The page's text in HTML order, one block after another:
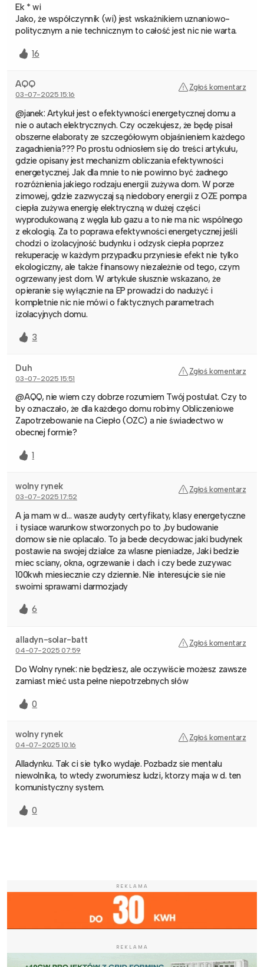
Ek * wi
Jako, że współczynnik (wi) jest wskaźnikiem uznaniowo-
politycznym a nie technicznym to całość jest nic nie warta.
16
AQQ
03-07-2025 15:16
Zgłoś komentarz
@janek: Artykuł jest o efektywności energetycznej domu a
nie o autach elektrycznych. Czy oczekujesz, że będę pisał
obszerne elaboraty ze szczegółowym objaśnieniem każdego
zagadnienia??? Po prostu odniosłem się do treści artykułu,
gdzie opisany jest mechanizm obliczania efektywności
energetycznej. Jak dla mnie to nie powinno być żadnego
rozróżnienia jakiego rodzaju energii zużywa dom. W porze
zimowej, gdzie zazwyczaj są niedobory energii z OZE pompa
ciepła zużywa energię elektryczną w dużej części
wyprodukowaną z węgla lub gazu a to nie ma nic wspólnego
z ekologią. Za to poprawa efektywności energetycznej jeśli
chodzi o izolacyjność budynku i odzysk ciepła poprzez
rekuperację w każdym przypadku przyniesie efekt nie tylko
ekologiczny, ale także finansowy niezależnie od tego, czym
ogrzewany jest dom. W artykule słusznie wskazano, że
opieranie się wyłącznie na EP prowadzi do nadużyć i
kompletnie nic nie mówi o faktycznych parametrach
izolacyjnych domu.
3
Duh
03-07-2025 15:51
Zgłoś komentarz
@AQQ, nie wiem czy dobrze rozumiem Twój postulat. Czy to
by oznaczało, że dla każdego domu robimy Obliczeniowe
Zapotrzebowanie na Ciepło (OZC) a nie świadectwo w
obecnej formie?
1
wolny rynek
03-07-2025 17:52
Zgłoś komentarz
A ja mam w d… wasze audyty certyfikaty, klasy energetyczne
i tysiace warunkow stworzonych po to ,by budowanie
domow sie nie oplacalo. To ja bede decydowac jaki budynek
postawie na swojej dzialce za wlasne pieniadze, Jaki bedzie
miec sciany, okna, ogrzewanie i dach i czy bede zuzywac
100kwh miesiecznie czy dziennie. Nie interesujcie sie nie
swoimi sprawami darmozjady
6
alladyn-solar-batt
04-07-2025 07:59
Zgłoś komentarz
Do Wolny rynek: nie będziesz, ale oczywiście możesz zawsze
zamiast mieć usta pełne niepotrzebnych słów
0
wolny rynek
04-07-2025 10:16
Zgłoś komentarz
Alladynku. Tak ci sie tylko wydaje. Pozbadz sie mentalu
niewolnika, to wtedy zworumiesz ludzi, ktorzy maja w d. ten
komunistyczny system.
0
REKLAMA
REKLAMA